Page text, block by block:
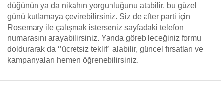
düğünün ya da nikahın yorgunluğunu atabilir, bu güzel
günü kutlamaya çevirebilirsiniz. Siz de after parti için
Rosemary ile çalışmak isterseniz sayfadaki telefon
numarasını arayabilirsiniz. Yanda görebileceğiniz formu
doldurarak da ‘’ücretsiz teklif’’ alabilir, güncel fırsatları ve
kampanyaları hemen öğrenebilirsiniz.